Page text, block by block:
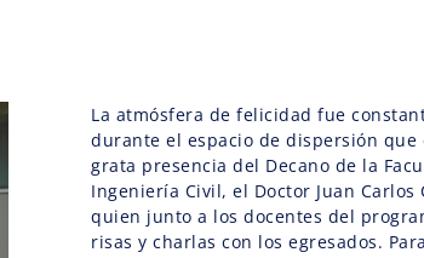
La atmósfera de felicidad fue
durante el espacio de dispersión que
grata presencia del Decano de la
Ingeniería Civil, el Doctor Juan Carlos
quien junto a los docentes del
risas y charlas con los egresados.